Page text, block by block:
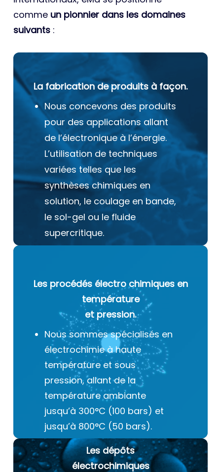
comme un pionnier dans les domaines
suivants :
La fabrication de produits à façon.
Nous concevons des produits
pour des applications allant
de l’électronique à l’énergie.
L’utilisation de techniques
variées telles que les
synthèses chimiques en
solution, le coulage en bande,
le sol-gel ou le fluide
supercritique.
Les procédés électro chimiques en
température
et pression.
Nous sommes spécialisés en
électrochimie à haute
température et sous
pression, allant de la
température ambiante
jusqu’à 300°C (100 bars) et
jusqu’à 800°C (50 bars).
Les dépôts
électrochimiques